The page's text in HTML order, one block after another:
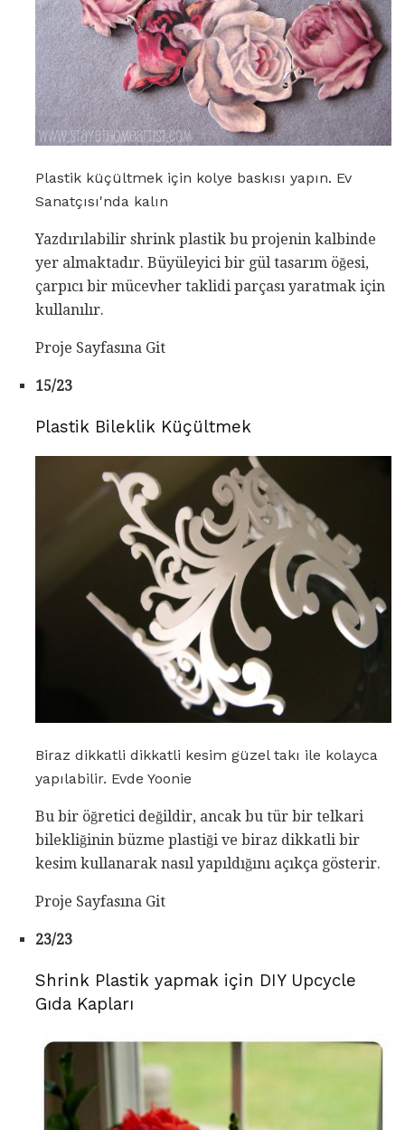
Plastik küçültmek için kolye baskısı yapın. Ev
Sanatçısı'nda kalın
Yazdırılabilir shrink plastik bu projenin kalbinde
yer almaktadır. Büyüleyici bir gül tasarım öğesi,
çarpıcı bir mücevher taklidi parçası yaratmak için
kullanılır.
Proje Sayfasına Git
15/23
Plastik Bileklik Küçültmek
Biraz dikkatli dikkatli kesim güzel takı ile kolayca
yapılabilir. Evde Yoonie
Bu bir öğretici değildir, ancak bu tür bir telkari
bilekliğinin büzme plastiği ve biraz dikkatli bir
kesim kullanarak nasıl yapıldığını açıkça gösterir.
Proje Sayfasına Git
23/23
Shrink Plastik yapmak için DIY Upcycle
Gıda Kapları